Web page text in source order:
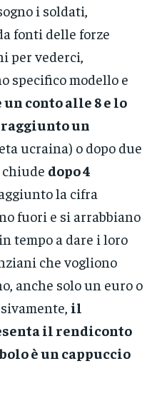
i soldati,
fonti delle forze
per vederci,
specifico modello e
conto alle 8 e lo
un
ucraina) o dopo due
chiude dopo 4
la cifra
fuori e si arrabbiano
tempo a dare i loro
che vogliono
anche solo un euro o
il
il rendiconto
è un cappuccio